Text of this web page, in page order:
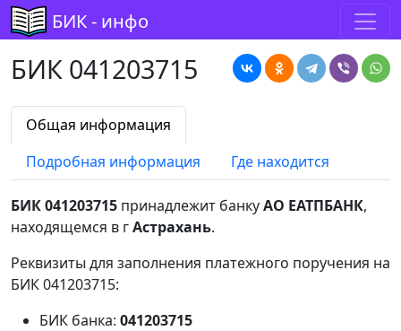
БИК - инфо
БИК 041203715
Общая информация
Подробная информация
Где находится
БИК 041203715 принадлежит банкуАО ЕАТПБАНК,
находящемся в гАстрахань.
Реквизиты для заполнения платежного поручения на
БИК 041203715:
БИК банка: 041203715